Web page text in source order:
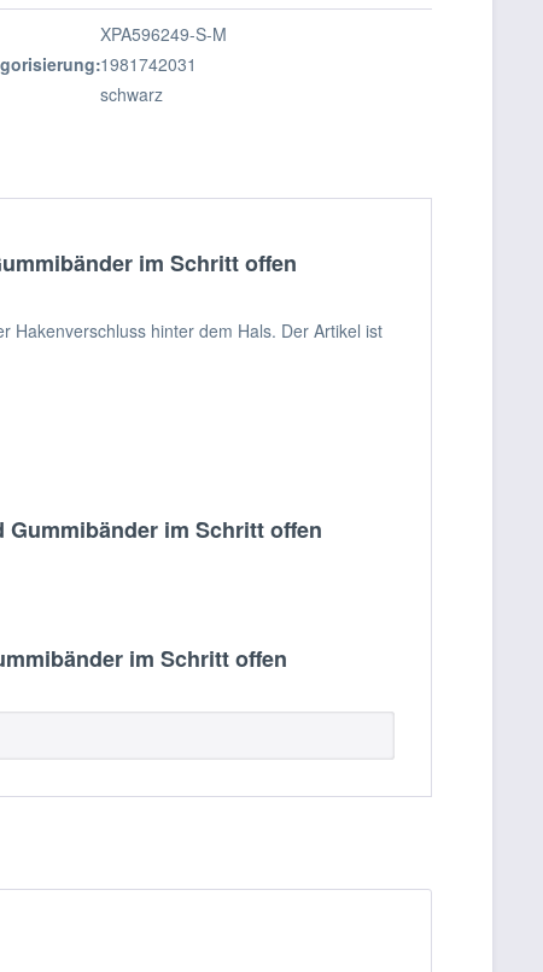
XPA596249-S-M
1981742031
schwarz
im Schritt offen
Hakenverschluss hinter dem Hals. Der Artikel ist
im Schritt offen
im Schritt offen